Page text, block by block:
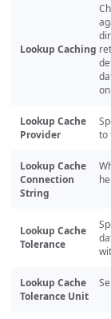
Lookup Caching
Lookup Cache
Provider
to
Lookup Cache
Connection
String
Lookup Cache
Tolerance
Lookup Cache
Tolerance Unit